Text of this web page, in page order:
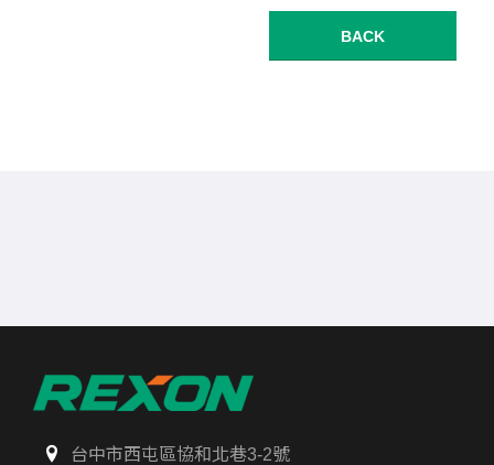
BACK
台中市西屯區協和北巷3-2號